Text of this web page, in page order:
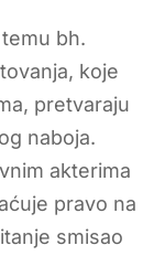
bh.
koje
pretvaraju
naboja.
akterima
pravo na
smisao